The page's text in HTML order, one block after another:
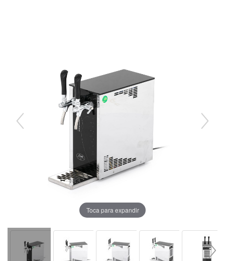
Toca para expandir